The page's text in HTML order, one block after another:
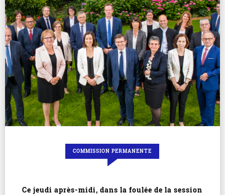
COMMISSION PERMANENTE
Ce jeudi après-midi, dans la foulée de la session